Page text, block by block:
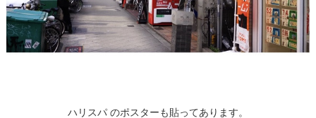
ハリスパ のポスターも貼ってあります。